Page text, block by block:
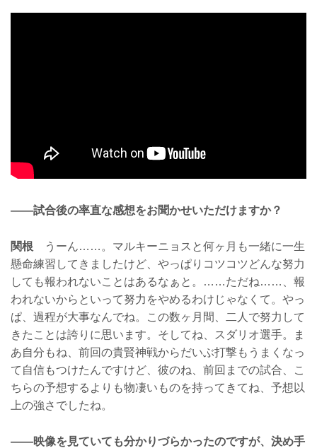
——試合後の率直な感想をお聞かせいただけますか？
関根 うーん……。マルキーニョスと何ヶ月も一緒に一生
懸命練習してきましたけど、やっぱりコツコツどんな努力
しても報われないことはあるなぁと。……ただね……、報
われないからといって努力をやめるわけじゃなくて。やっ
ぱ、過程が大事なんでね。この数ヶ月間、二人で努力して
きたことは誇りに思います。そしてね、スダリオ選手。ま
あ自分もね、前回の貴賢神戦からだいぶ打撃もうまくなっ
て自信もつけたんですけど、彼のね、前回までの試合、こ
ちらの予想するよりも物凄いものを持ってきてね、予想以
上の強さでしたね。
——映像を見ていても分かりづらかったのですが、決め手